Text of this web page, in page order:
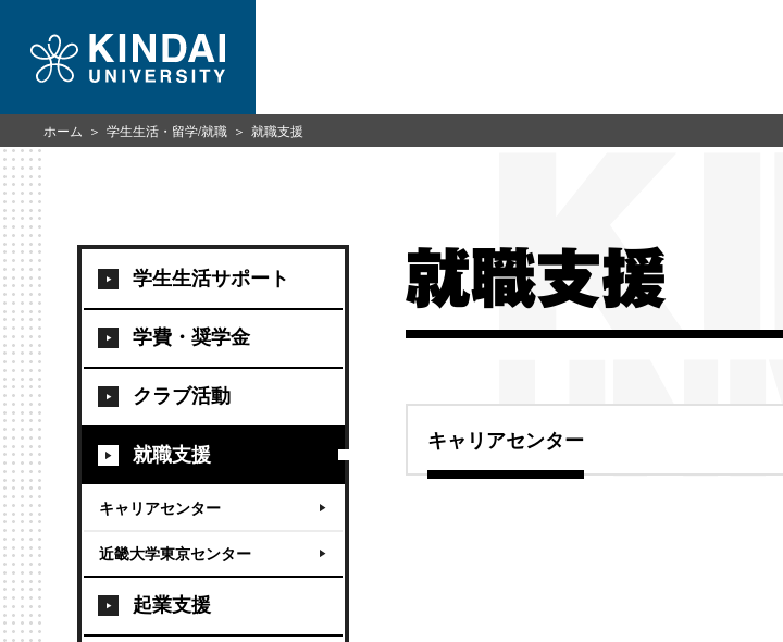
学生生活サポート
学費・奨学金
クラブ活動
就職支援
キャリアセンター
近畿大学東京センター
起業支援
就職支援
キャリアセンター
ホーム 学生生活・留学/就職 就職支援